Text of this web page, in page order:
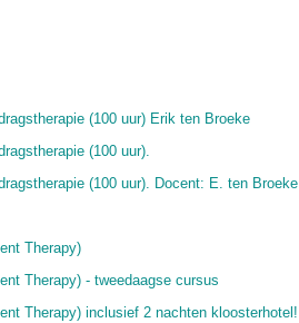
(100 uur) Erik ten Broeke
(100 uur).
(100 uur). Docent: E. ten Broeke
Therapy)
Therapy) - tweedaagse cursus
Therapy) inclusief 2 nachten kloosterhotel!